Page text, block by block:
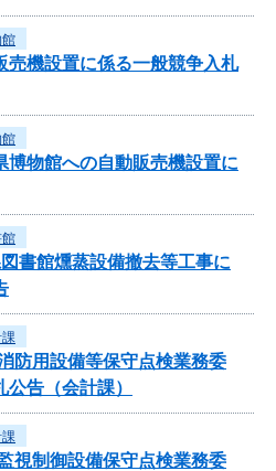
売機設置に係る一般競争入札
博物館への自動販売機設置に
館
書館燻蒸設備撤去等工事に
防用設備等保守点検業務委
告（会計課）
視制御設備保守点検業務委